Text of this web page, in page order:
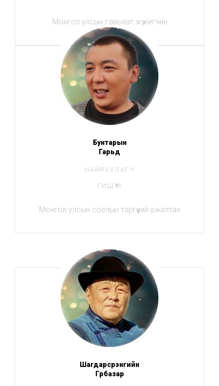
Монгол улсын гавьяат жүжигчин
Бунтарын
Гарьд
НАЙРУУЛАГЧ
ГИШҮҮН
Монгол улсын соёлын тэргүүний ажилтан
Шагдарсүрэнгийн
Гүрбазар